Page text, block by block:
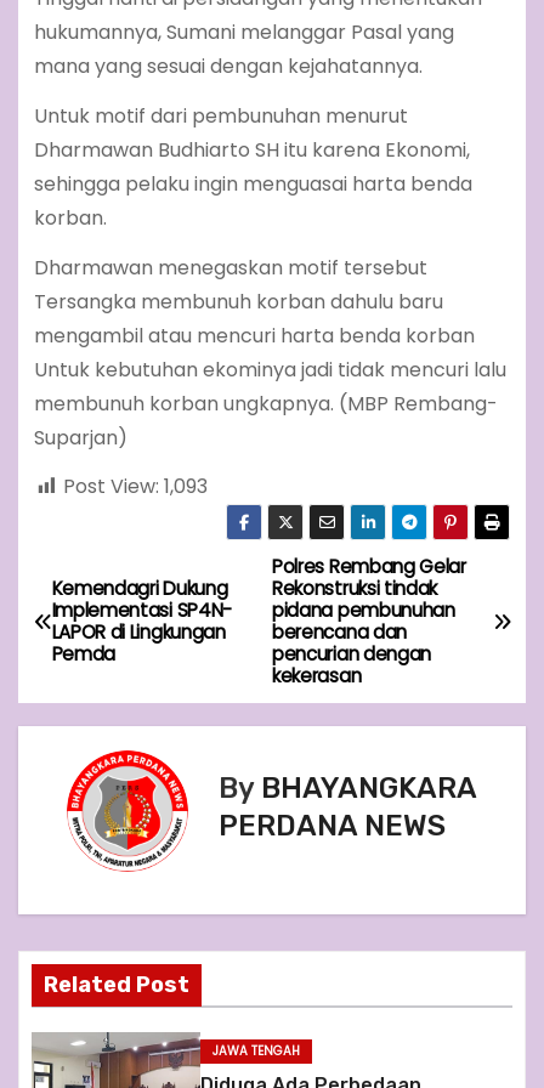
hukumannya, Sumani melanggar Pasal yang
mana yang sesuai dengan kejahatannya.
Untuk motif dari pembunuhan menurut
Dharmawan Budhiarto SH itu karena Ekonomi,
sehingga pelaku ingin menguasai harta benda
korban.
Dharmawan menegaskan motif tersebut
Tersangka membunuh korban dahulu baru
mengambil atau mencuri harta benda korban
Untuk kebutuhan ekominya jadi tidak mencuri lalu
membunuh korban ungkapnya. (MBP Rembang-
Suparjan)
Post View: 1,093
P
o
t
g
a
Polres Rembang Gelar
Rekonstruksi tindak
pidana pembunuhan
berencana dan
pencurian dengan
kekerasan
Kemendagri Dukung
Implementasi SP4N-
LAPOR di Lingkungan
Pemda
By BHAYANGKARA
PERDANA NEWS
Related Post
JAWA TENGAH